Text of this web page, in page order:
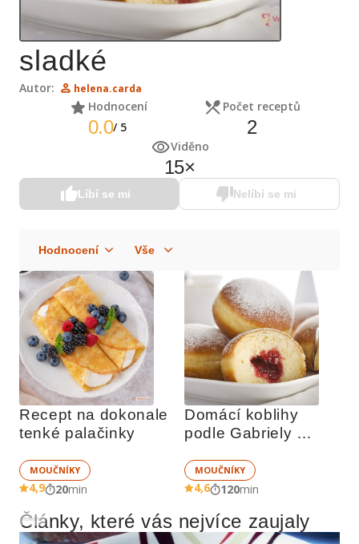
sladké
Autor: helena.carda
Hodnocení
0.0/ 5
Počet receptů
2
Viděno
15×
Líbí se mi Nelíbí se mi
Recept na dokonale
tenké palačinky
MOUČNÍKY
4,9 20min
Domácí koblihy
podle Gabriely
MOUČNÍKY
4,6 120min
Reklama
Články, které vás nejvíce zaujaly